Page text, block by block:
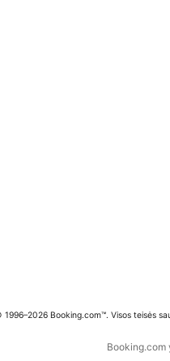
Booking.com™. Visos teisės
Booking.com